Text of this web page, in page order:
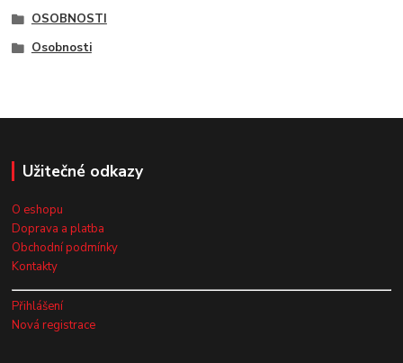
OSOBNOSTI
Osobnosti
Užitečné odkazy
O eshopu
Doprava a platba
Obchodní podmínky
Kontakty
Přihlášení
Nová registrace